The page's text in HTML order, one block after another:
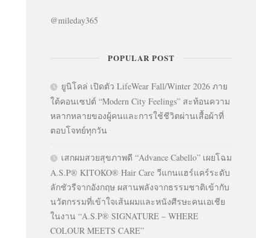
@mileday365
POPULAR POST
ยูนิโคล่ เปิดตัว LifeWear Fall/Winter 2026 ภาย
ใต้คอนเซปต์ “Modern City Feelings” สะท้อนความ
หลากหลายของผู้คนและการใช้ชีวิตผ่านเสื้อผ้าที่
ตอบโจทย์ทุกวัน
เสกผมสวยสุขภาพดี “Advance Cabello” เผยโฉม
A.S.P® KITOKO® Hair Care วีแกนแฮร์แคร์ระดับ
ลักชัวรีจากอังกฤษ ผสานพลังจากธรรมชาติเข้ากับ
นวัตกรรมที่เข้าใจเส้นผมและหนังศีรษะคนเอเชีย
ในงาน “A.S.P® SIGNATURE – WHERE
COLOUR MEETS CARE”